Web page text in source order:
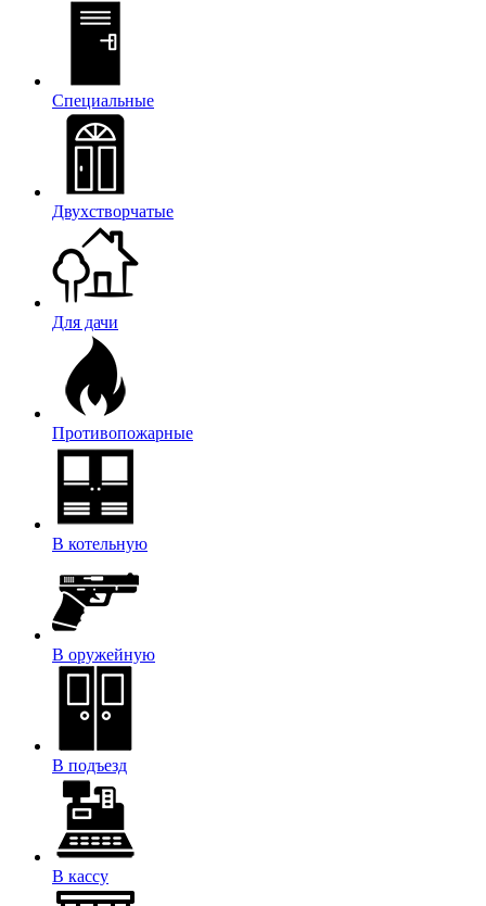
Специальные
Двухстворчатые
Для дачи
Противопожарные
В котельную
В оружейную
В подъезд
В кассу